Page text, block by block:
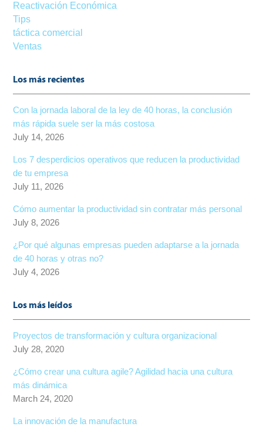
Reactivación Económica
Tips
táctica comercial
Ventas
Los más recientes
Con la jornada laboral de la ley de 40 horas, la conclusión
más rápida suele ser la más costosa
July 14, 2026
Los 7 desperdicios operativos que reducen la productividad
de tu empresa
July 11, 2026
Cómo aumentar la productividad sin contratar más personal
July 8, 2026
¿Por qué algunas empresas pueden adaptarse a la jornada
de 40 horas y otras no?
July 4, 2026
Los más leídos
Proyectos de transformación y cultura organizacional
July 28, 2020
¿Cómo crear una cultura agile? Agilidad hacia una cultura
más dinámica
March 24, 2020
La innovación de la manufactura